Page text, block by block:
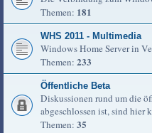
Themen: 181
WHS 2011 - Multimedia
Windows Home Server in
Themen: 233
Öffentliche Beta
Diskussionen rund um die
abgeschlossen ist, sind hier
Themen: 35